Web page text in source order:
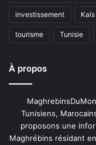
investissement
tourisme Tunisie
À propos
Tunisiens,
proposons une
Maghrébins résidant